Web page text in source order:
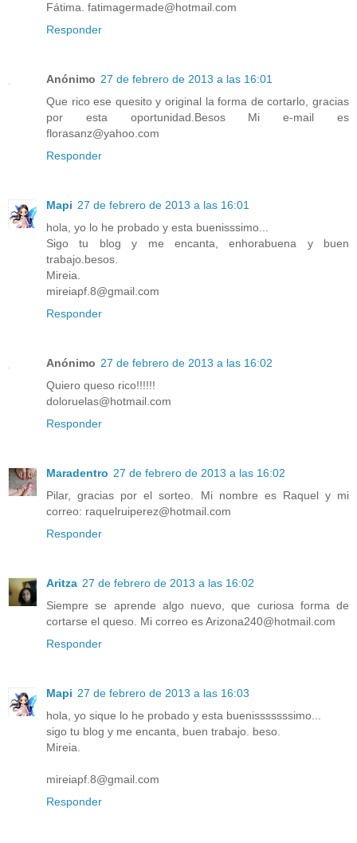
Fátima. fatimagermade@hotmail.com
Responder
Anónimo 27 de febrero de 2013 a las 16:01
Que rico ese quesito y original la forma de cortarlo, gracias
por esta oportunidad.Besos Mi e-mail es
florasanz@yahoo.com
Responder
Mapi 27 de febrero de 2013 a las 16:01
hola, yo lo he probado y esta buenisssimo...
Sigo tu blog y me encanta, enhorabuena y buen
trabajo.besos.
Mireia.
mireiapf.8@gmail.com
Responder
Anónimo 27 de febrero de 2013 a las 16:02
Quiero queso rico!!!!!!
doloruelas@hotmail.com
Responder
Maradentro 27 de febrero de 2013 a las 16:02
Pilar, gracias por el sorteo. Mi nombre es Raquel y mi
correo: raquelruiperez@hotmail.com
Responder
Aritza 27 de febrero de 2013 a las 16:02
Siempre se aprende algo nuevo, que curiosa forma de
cortarse el queso. Mi correo es Arizona240@hotmail.com
Responder
Mapi 27 de febrero de 2013 a las 16:03
hola, yo sique lo he probado y esta buenisssssssimo...
sigo tu blog y me encanta, buen trabajo. beso.
Mireia.
mireiapf.8@gmail.com
Responder